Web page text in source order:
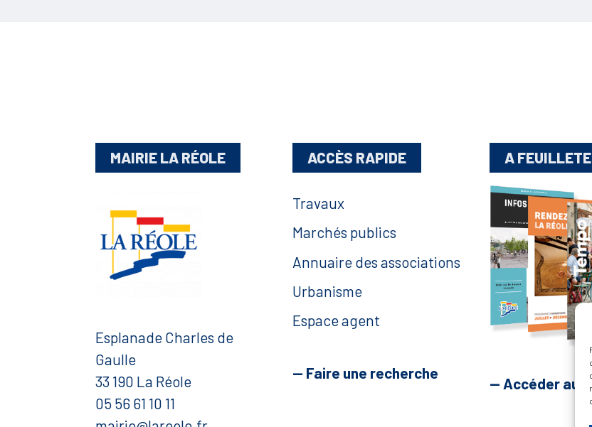
MAIRIE LA RÉOLE
Esplanade Charles de
Gaulle
33 190 La Réole
05 56 61 10 11
ACCÈS RAPIDE
Travaux
Marchés publics
Annuaire des associations
Urbanisme
Espace agent
— Faire une recherche
A
— Accéder au